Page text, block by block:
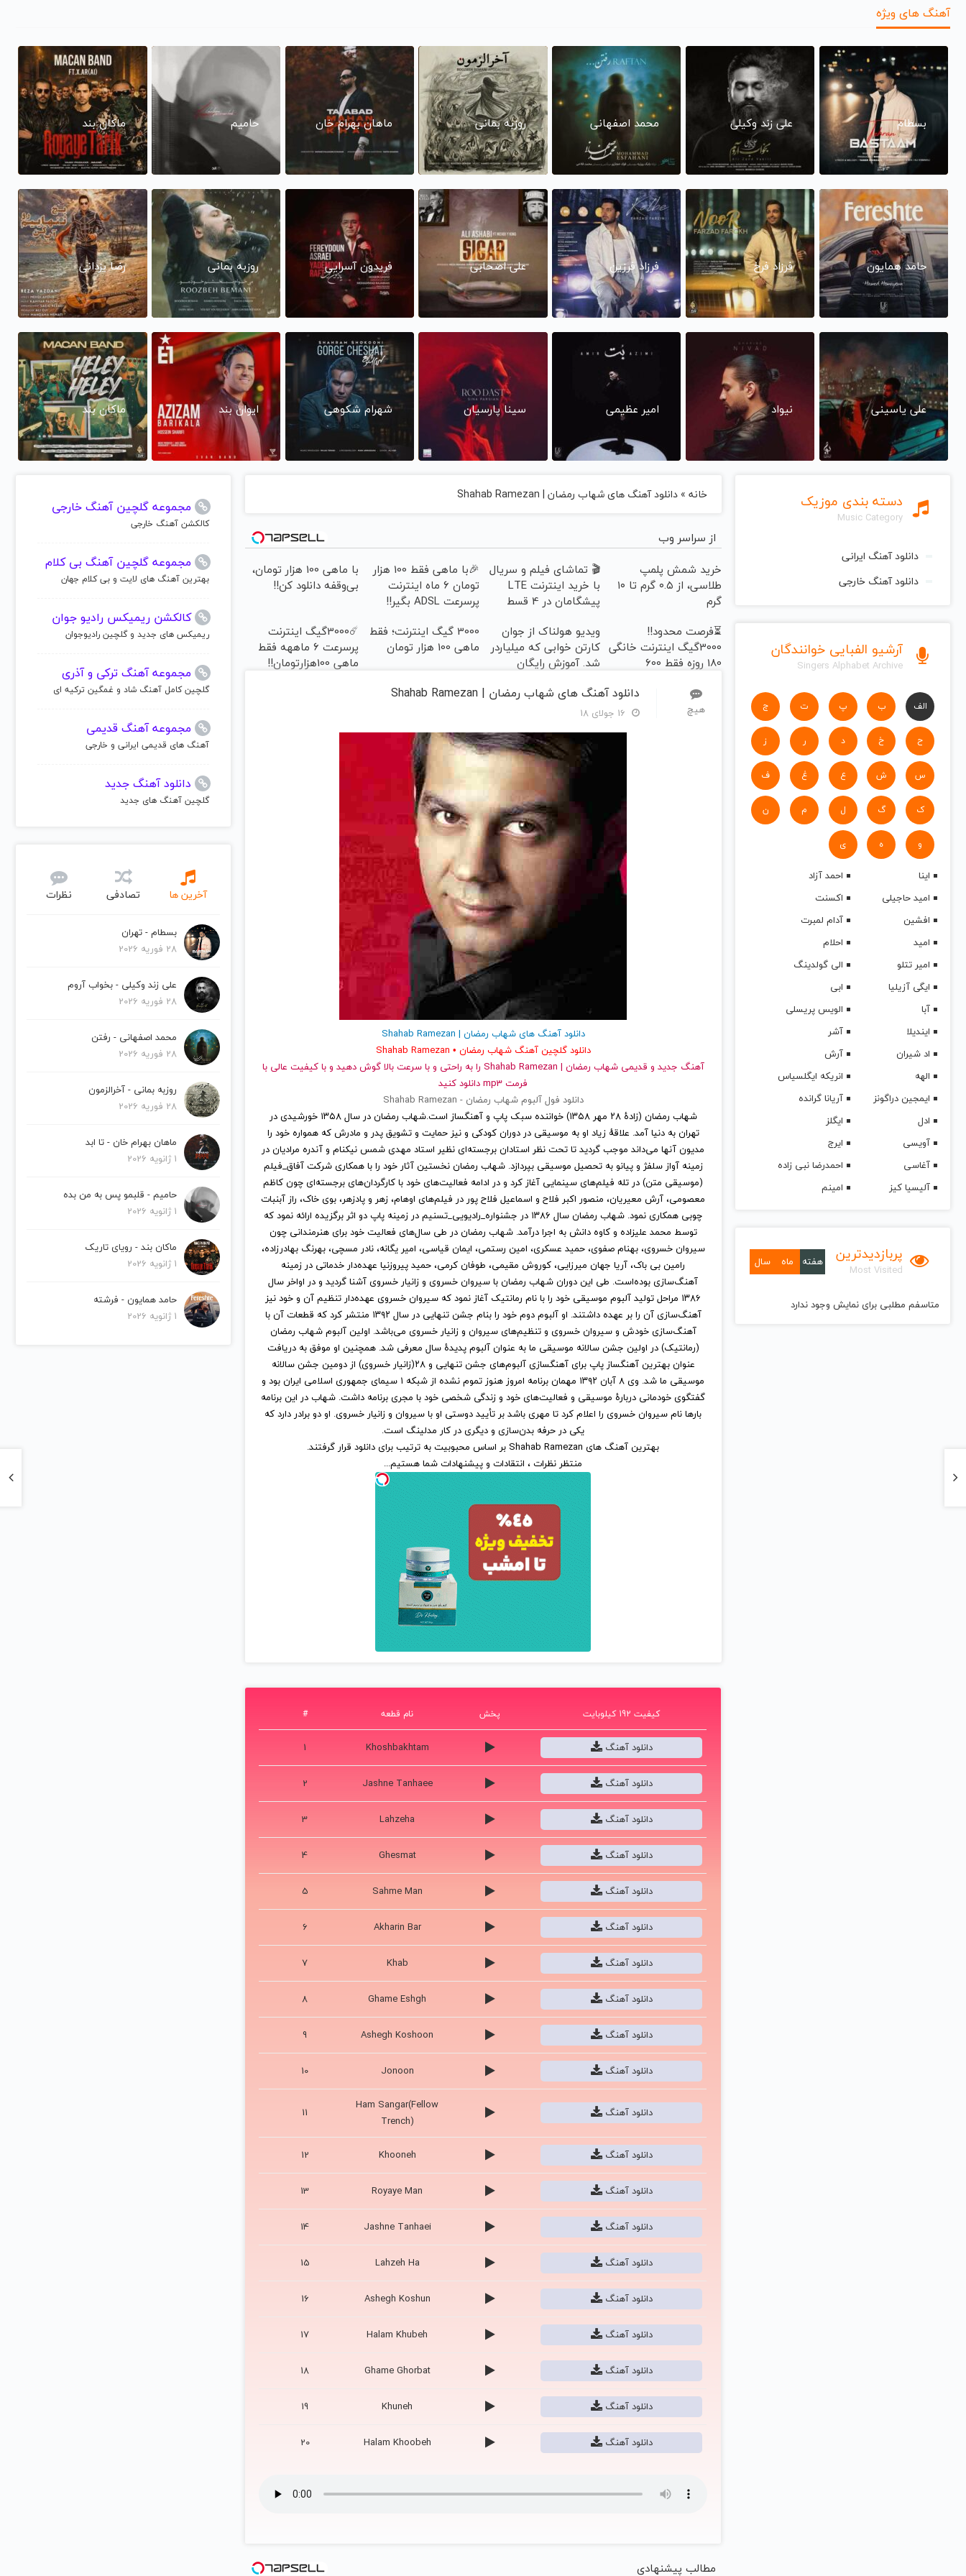
آهنگ های ویژه
بسطام علی زند وکیلی محمد اصفهانی روزبه بمانی ماهان بهرام خان حامیم ماکان بند
حامد همایون فرزاد فرخ فرزاد فرزین علی اصحابی فریدون آسرایی روزبه بمانی رضا یزدانی
علی یاسینی نیواد امیر عظیمی سینا پارسیان شهرام شکوهی ایوان بند ماکان بند
دسته بندی موزیک
Music Category
دانلود آهنگ ایرانی
دانلود آهنگ خارجی
آرشیو الفبایی خوانندگان
Singers Alphabet Archive
الف ب پ ت ج
ح خ د ر ز
س ش ع غ ف
ک گ ل م ن
و ه ی
اینا
احمد آزاد
امید حاجیلی
اکسنت
افشین
آدام لمبرت
امید
احلام
امیر تتلو
الی گولدینگ
ایگی آزیلیا
ابی
آبا
الویس پریسلی
ایندیلا
آشر
اد شیران
آرش
الهه
انریکه ایگلسیاس
ایمجین دراگونز
آریانا گرانده
ادل
ایگلز
آویسی
ایرج
آغاسی
احمدرضا نبی زاده
آلیسیا کیز
امینم
پربازدیدترین
Most Visited
هفته ماه سال
متاسفم مطلبی برای نمایش وجود ندارد
خانه »دانلود آهنگ های شهاب رمضان | Shahab Ramezan
از سراسر وب
خرید شمش پلمپ
طلاسی، از ۰.۵ گرم تا ۱۰
گرم
🎬 تماشای فیلم و سریال
با خرید اینترنت LTE
پیشگامان در 4 قسط
🎉با ماهی فقط 100 هزار
تومان 6 ماه اینترنت
پرسرعت ADSL بگیر!!
با ماهی 100 هزار تومان،
بی‌وقفه دانلود کن!!
⏳فرصت محدود!!
3000گیگ اینترنت خانگی
180 روزه فقط 600
ویدیو هولناک از جوان
کارتن خوابی که میلیاردر
شد. آموزش رایگان
3000 گیگ اینترنت؛ فقط
ماهی 100 هزار تومان
☄️3000گیگ اینترنت
پرسرعت 6 ماههه فقط
ماهی 100هزارتومان!!
هیچ
دانلود آهنگ های شهاب رمضان | Shahab Ramezan
دانلود آهنگ های شهاب رمضان | Shahab Ramezan
دانلود گلچین آهنگ شهاب رمضان • Shahab Ramezan
آهنگ جدید
و قدیمی شهاب رمضان | Shahab Ramezan را به راحتی و با سرعت بالا گوش دهید و با کیفیت عالی با
فرمت mp3 دانلود کنید
دانلود فول آلبوم شهاب رمضان - Shahab Ramezan
شهاب رمضان (زادهٔ ۲۸ مهر ۱۳۵۸) خواننده سبک پاپ و آهنگساز است.شهاب رمضان در سال ۱۳۵۸ خورشیدی در
تهران به دنیا آمد. علاقهٔ زیاد او به موسیقی در دوران کودکی و نیز حمایت و تشویق پدر و مادرش که همواره خود را
مدیون آنها می‌داند موجب گردید تا تحت نظر استادان برجسته‌ای نظیر استاد مهدی شمس نیکنام و آندره مرادیان در
زمینه آواز سلفژ و پیانو به تحصیل موسیقی بپردازد. شهاب رمضان نخستین آثار خود را با همکاری شرکت آفاق_فیلم
(موسیقی متن) در تله فیلم‌های سینمایی آغاز کرد و در ادامه فعالیت‌های خود با کارگردان‌های برجسته‌ای چون کاظم
معصومی، آرش معیریان، منصور اکبر فلاح و اسماعیل فلاح پور در فیلم‌های اوهام، زهر و پادزهر، بوی خاک، راز آبنبات
چوبی همکاری نمود. شهاب رمضان سال ۱۳۸۶ در جشنواره_رادیویی_تسنیم در زمینه پاپ دو اثر برگزیده ارائه نمود که
توسط محمد علیزاده و کاوه دانش به اجرا درآمد. شهاب رمضان در طی سال‌های فعالیت خود برای هنرمندانی چون
سیروان خسروی، بهنام صفوی، حمید عسکری، امین رستمی، ایمان قیاسی، امیر یگانه، نادر مسچی، بهرنگ بهادرزاده،
رامین بی باک، آریا جهان میرزایی، کوروش مقیمی، طوفان کرمی، حمید پیروزنیا عهده‌دار خدماتی در زمینه
آهنگ‌سازی بوده‌است. طی این دوران شهاب رمضان با سیروان خسروی و زانیار خسروی آشنا گردید و در اواخر سال
۱۳۸۶ مراحل تولید آلبوم موسیقی خود را با نام رمانتیک آغاز نمود که سیروان خسروی عهده‌دار تنظیم آن و خود نیز
آهنگ‌سازی آن را بر عهده داشتند. او آلبوم دوم خود را بنام جشن تنهایی در سال ۱۳۹۲ منتشر کرد که قطعات آن با
آهنگ‌سازی خودش و سیروان خسروی و تنظیم‌های سیروان و زانیار خسروی می‌باشد. اولین آلبوم شهاب رمضان
(رمانتیک) در اولین جشن سالانه موسیقی ما به عنوان آلبوم پدیدهٔ سال معرفی شد. همچنین او موفق به دریافت
عنوان بهترین آهنگساز پاپ برای آهنگسازی آلبوم‌های جشن تنهایی و ۲۸(زانیار خسروی) از دومین جشن سالانه
موسیقی ما شد. وی ۸ آبان ۱۳۹۲ مهمان برنامه امروز هنوز تموم نشده از شبکه ۱ سیمای جمهوری اسلامی ایران بود و
گفتگوی خودمانی دربارهٔ موسیقی و فعالیت‌های خود و زندگی شخصی خود با مجری برنامه داشت. شهاب در این برنامه
بارها نام سیروان خسروی را اعلام کرد تا مهری باشد بر تأیید دوستی او با سیروان و زانیار خسروی. او دو برادر دارد که
یکی در حرفه بدن‌سازی و دیگری در کار مدلینگ است.
بهترین آهنگ های Shahab Ramezan
بر اساس محبوبیتبه ترتیب برایدانلودقرار گرفتند.
منتظر نظرات ، انتقادات و پیشنهادات شما هستیم...
# نام قطعه پخش کیفیت 192 کیلوبایت
1 Khoshbakhtam دانلود آهنگ
2 Jashne Tanhaee دانلود آهنگ
3 Lahzeha دانلود آهنگ
4 Ghesmat دانلود آهنگ
5 Sahme Man دانلود آهنگ
6 Akharin Bar دانلود آهنگ
7 Khab دانلود آهنگ
8 Ghame Eshgh دانلود آهنگ
9 Ashegh Koshoon دانلود آهنگ
10 Jonoon دانلود آهنگ
11
Ham Sangar(Fellow
Trench)
دانلود آهنگ
12 Khooneh دانلود آهنگ
13 Royaye Man دانلود آهنگ
14 Jashne Tanhaei دانلود آهنگ
15 Lahzeh Ha دانلود آهنگ
16 Ashegh Koshun دانلود آهنگ
17 Halam Khubeh دانلود آهنگ
18 Ghame Ghorbat دانلود آهنگ
19 Khuneh دانلود آهنگ
20 Halam Khoobeh دانلود آهنگ
مطالب پیشنهادی
مجموعه گلچین آهنگ خارجی
کالکشن آهنگ خارجی
مجموعه گلچین آهنگ بی کلام
بهترین آهنگ های لایت و بی کلام جهان
کالکشن ریمیکس رادیو جوان
ریمیکس های جدید و گلچین رادیوجوان
مجموعه آهنگ ترکی و آذری
گلچین کامل آهنگ شاد و غمگین ترکیه ای
مجموعه آهنگ قدیمی
آهنگ های قدیمی ایرانی و خارجی
دانلود آهنگ جدید
گلچین آهنگ های جدید
آخرین ها تصادفی نظرات
بسطام - تهران
28 فوریه 2026
علی زند وکیلی - بخواب آروم
28 فوریه 2026
محمد اصفهانی - رفتن
28 فوریه 2026
روزبه بمانی - آخرالزمون
28 فوریه 2026
ماهان بهرام خان - تا ابد
1 ژانویه 2026
حامیم - قلبمو پس به من بده
1 ژانویه 2026
ماکان بند - رویای تاریک
1 ژانویه 2026
حامد همایون - فرشته
1 ژانویه 2026